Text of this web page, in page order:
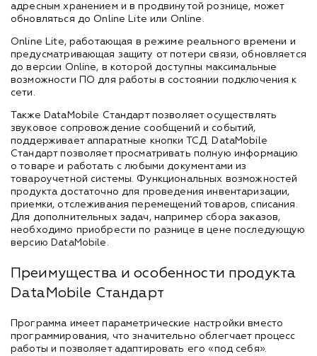
адресным хранением и в продвинутой рознице, может
обновляться до Online Lite или Online.
Online Lite, работающая в режиме реального времени и
предусматривающая защиту от потери связи, обновляется
до версии Online, в которой доступны максимальные
возможности ПО для работы в состоянии подключения к
сети.
Также DataMobile Стандарт позволяет осуществлять
звуковое сопровождение сообщений и событий,
поддерживает аппаратные кнопки ТСД. DataMobile
Стандарт позволяет просматривать полную информацию
о товаре и работать с любыми документами из
товароучетной системы. Функциональных возможностей
продукта достаточно для проведения инвентаризации,
приемки, отслеживания перемещений товаров, списания.
Для дополнительных задач, например сбора заказов,
необходимо приобрести по разнице в цене последующую
версию DataMobile.
Преимущества и особенности продукта
DataMobile Стандарт
Программа имеет параметрические настройки вместо
программирования, что значительно облегчает процесс
работы и позволяет адаптировать его «под себя».